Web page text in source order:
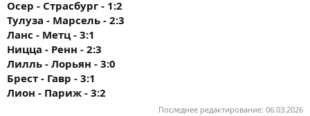
Осер - Страсбург - 1:2
Тулуза - Марсель - 2:3
Ланс - Метц - 3:1
Ницца - Ренн - 2:3
Лилль - Лорьян - 3:0
Брест - Гавр - 3:1
Лион - Париж - 3:2
Последнее редактирование: 06.03.2026